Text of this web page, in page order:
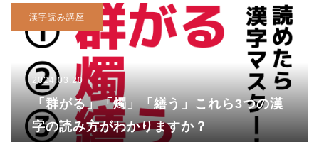
漢字読み講座
2024.03.20
「群がる」「燭」「繕う」これら3つの漢
字の読み方がわかりますか？